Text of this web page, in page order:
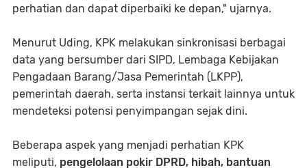
perhatian dan dapat diperbaiki ke depan," ujarnya.
Menurut Uding, KPK melakukan sinkronisasi berbagai
data yang bersumber dari SIPD, Lembaga Kebijakan
Pengadaan Barang/Jasa Pemerintah (LKPP),
pemerintah daerah, serta instansi terkait lainnya untuk
mendeteksi potensi penyimpangan sejak dini.
Beberapa aspek yang menjadi perhatian KPK
meliputi, pengelolaan pokir DPRD, hibah, bantuan